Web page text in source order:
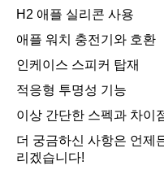
H2 애플 실리콘 사용
애플 워치 충전기와 호환
인케이스 스피커 탑재
적응형 투명성 기능
이상 간단한 스펙과 차이
더 궁금하신 사항은 언제
리겠습니다!